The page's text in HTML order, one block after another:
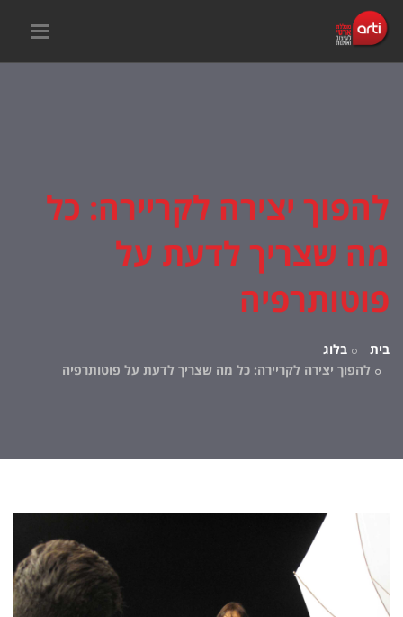
להפוך יצירה לקריירה: כל
מה שצריך לדעת על
פוטותרפיה
בית
בלוג
להפוך יצירה לקריירה: כל מה שצריך לדעת על פוטותרפיה